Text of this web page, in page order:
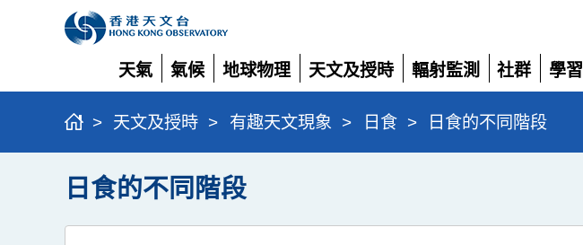
天氣
展
開
氣候
展
開
地球物理
展
開
天文及授時
展
開
輻射監測
展
開
社群
展
開
學習
展
> 天文及授時 > 有趣天文現象 > 日食 > 日食的不同階段
日食的不同階段